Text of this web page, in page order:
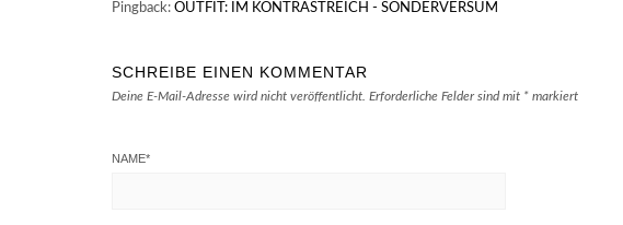
Pingback: OUTFIT: IM KONTRASTREICH - SONDERVERSUM
SCHREIBE EINEN KOMMENTAR
Deine E-Mail-Adresse wird nicht veröffentlicht. Erforderliche Felder sind mit * markiert
NAME*